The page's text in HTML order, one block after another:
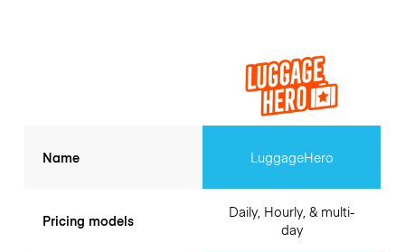
Name
Pricing models
LuggageHero
Daily, Hourly, & multi-
day